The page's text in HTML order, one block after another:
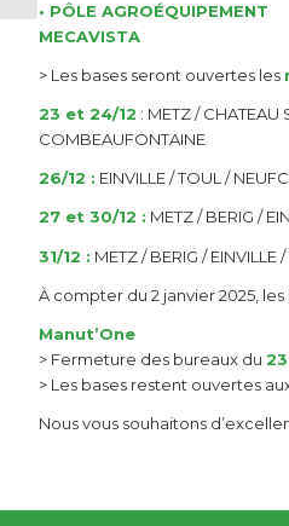
• PÔLE AGROÉQUIPEMENT
MECAVISTA
> Les bases seront ouvertes les
23 et 24/12 : METZ / CHATEAU
COMBEAUFONTAINE
26/12 : EINVILLE / TOUL /
27 et 30/12 : METZ / BERIG /
31/12 : METZ / BERIG /
À compter du 2 janvier 2025,
Manut’One
> Fermeture des bureaux du
> Les bases restent ouvertes
Nous vous souhaitons